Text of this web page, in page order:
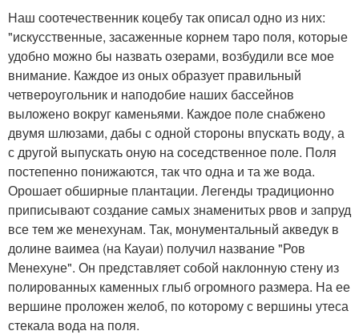
Наш соотечественник коцебу так описал одно из них:
"искусственные, засаженные корнем таро поля, которые
удобно можно бы назвать озерами, возбудили все мое
внимание. Каждое из оных образует правильный
четвероугольник и наподобие наших бассейнов
выложено вокруг каменьями. Каждое поле снабжено
двумя шлюзами, дабы с одной стороны впускать воду, а
с другой выпускать оную на соседственное поле. Поля
постепенно понижаются, так что одна и та же вода.
Орошает обширные плантации. Легенды традиционно
приписывают создание самых знаменитых рвов и запруд
все тем же менехунам. Так, монументальный акведук в
долине ваимеа (на Кауаи) получил название "Ров
Менехуне". Он представляет собой наклонную стену из
полированных каменных глыб огромного размера. На ее
вершине проложен желоб, по которому с вершины утеса
стекала вода на поля.